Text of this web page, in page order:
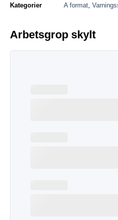
Kategorier A format
Arbetsgrop skylt